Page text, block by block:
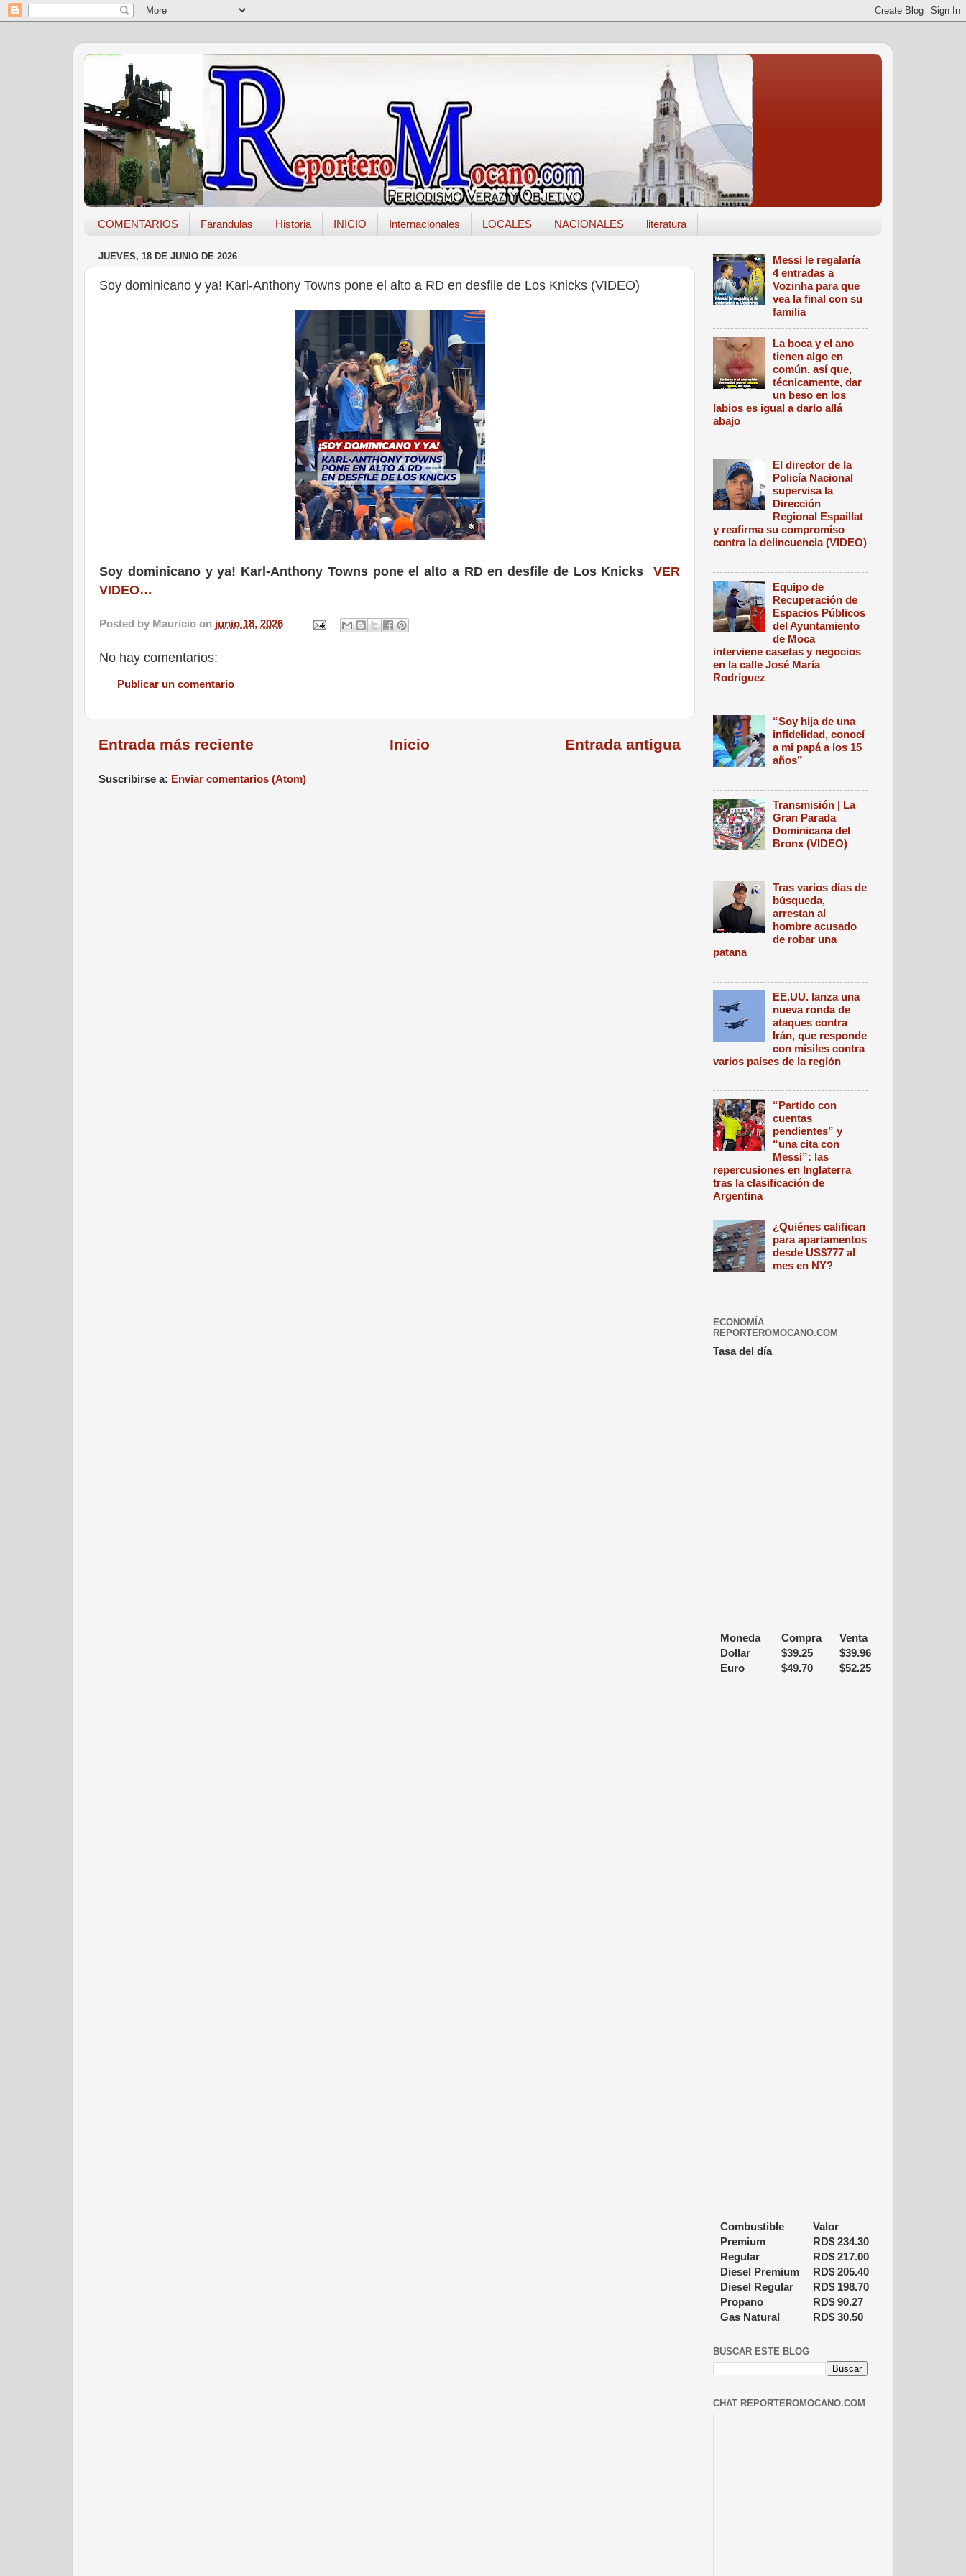
COMENTARIOS Farandulas Historia INICIO Internacionales LOCALES NACIONALES literatura
JUEVES, 18 DE JUNIO DE 2026
Soy dominicano y ya! Karl-Anthony Towns pone el alto a RD en desfile de Los Knicks (VIDEO)
Soy dominicano y ya! Karl-Anthony Towns pone el alto a RD en desfile de Los Knicks VER
VIDEO…
Posted by Mauricio on junio 18, 2026
No hay comentarios:
Publicar un comentario
Entrada más reciente Entrada antigua
Inicio
Suscribirse a: Enviar comentarios (Atom)
Messi le regalaría
4 entradas a
Vozinha para que
vea la final con su
familia
La boca y el ano
tienen algo en
común, así que,
técnicamente, dar
un beso en los
labios es igual a darlo allá
abajo
El director de la
Policía Nacional
supervisa la
Dirección
Regional Espaillat
y reafirma su compromiso
contra la delincuencia (VIDEO)
Equipo de
Recuperación de
Espacios Públicos
del Ayuntamiento
de Moca
interviene casetas y negocios
en la calle José María
Rodríguez
“Soy hija de una
infidelidad, conocí
a mi papá a los 15
años”
Transmisión | La
Gran Parada
Dominicana del
Bronx (VIDEO)
Tras varios días de
búsqueda,
arrestan al
hombre acusado
de robar una
patana
EE.UU. lanza una
nueva ronda de
ataques contra
Irán, que responde
con misiles contra
varios países de la región
“Partido con
cuentas
pendientes” y
“una cita con
Messi”: las
repercusiones en Inglaterra
tras la clasificación de
Argentina
¿Quiénes califican
para apartamentos
desde US$777 al
mes en NY?
ECONOMÍA
REPORTEROMOCANO.COM
Tasa del día
Moneda Compra
Venta
Dollar
$39.25 $39.96
Euro
$49.70 $52.25
Combustible
Valor
Premium
RD$ 234.30
Regular
RD$ 217.00
Diesel Premium
RD$ 205.40
Diesel Regular
RD$ 198.70
Propano
RD$ 90.27
Gas Natural
RD$ 30.50
BUSCAR ESTE BLOG
CHAT REPORTEROMOCANO.COM